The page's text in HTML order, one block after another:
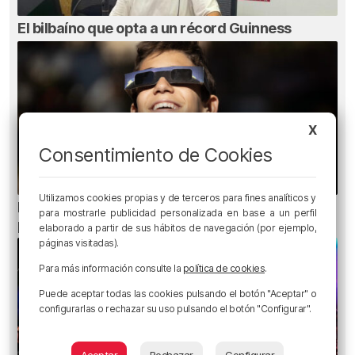
El bilbaíno que opta a un récord Guinness
Ni gafas de sol ni radiografías: los errores que
pueden dañar la retina durante el eclipse
X
Consentimiento de Cookies
Utilizamos cookies propias y de terceros para fines analíticos y
para mostrarle publicidad personalizada en base a un perfil
elaborado a partir de sus hábitos de navegación (por ejemplo,
páginas visitadas).
Para más información consulte la política de cookies.
Puede aceptar todas las cookies pulsando el botón "Aceptar" o
configurarlas o rechazar su uso pulsando el botón "Configurar".